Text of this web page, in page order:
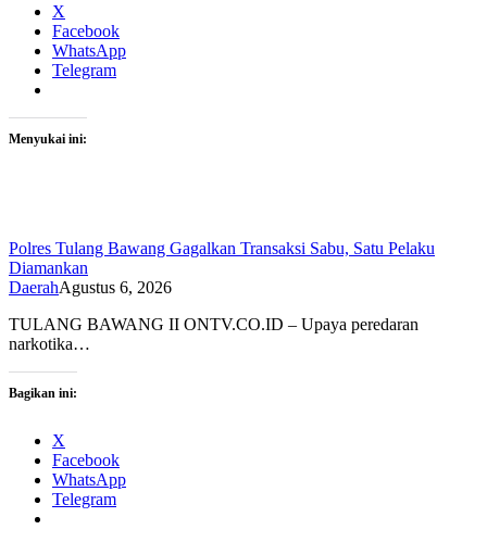
X
Facebook
WhatsApp
Telegram
Menyukai ini:
Polres Tulang Bawang Gagalkan Transaksi Sabu, Satu Pelaku
Diamankan
DaerahAgustus 6, 2026
TULANG BAWANG II ONTV.CO.ID – Upaya peredaran
narkotika…
Bagikan ini:
X
Facebook
WhatsApp
Telegram